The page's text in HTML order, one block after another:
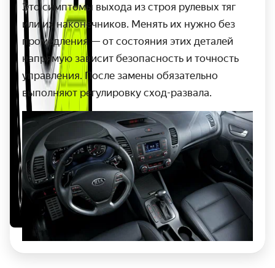
Это симптомы выхода из строя рулевых тяг
или их наконечников. Менять их нужно без
промедления — от состояния этих деталей
напрямую зависит безопасность и точность
управления. После замены обязательно
выполняют регулировку сход-развала.